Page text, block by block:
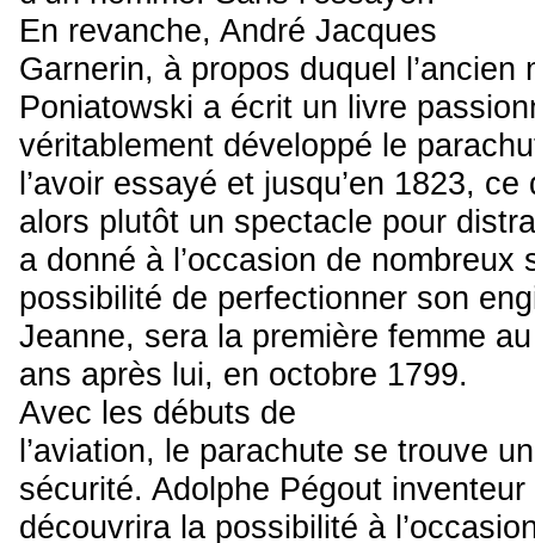
En revanche, André Jacques
Garnerin, à propos duquel l’ancien
Poniatowski a écrit un livre
véritablement développé le
l’avoir essayé et jusqu’en 1823, ce
alors plutôt un spectacle pour
a donné à l’occasion de nombreux
possibilité de perfectionner son
Jeanne, sera la première femme
ans après lui, en octobre 1799.
Avec les débuts de
l’aviation, le parachute se trouve
sécurité. Adolphe Pégout
découvrira la possibilité à